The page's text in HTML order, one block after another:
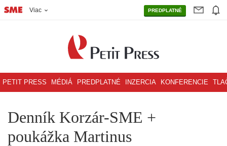
Viac PREDPLATNÉ
PETIT PRESS MÉDIÁ PREDPLATNÉ INZERCIA KONFERENCIE
Denník Korzár-SME +
poukážka Martinus